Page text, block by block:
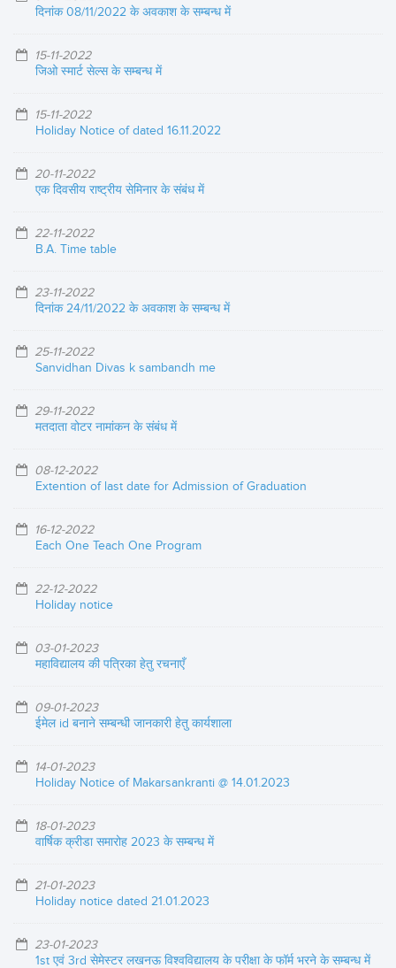
दिनांक 08/11/2022 के अवकाश के सम्बन्ध में
15-11-2022
जिओ स्मार्ट सेल्स के सम्बन्ध में
15-11-2022
Holiday Notice of dated 16.11.2022
20-11-2022
एक दिवसीय राष्ट्रीय सेमिनार के संबंध में
22-11-2022
B.A. Time table
23-11-2022
दिनांक 24/11/2022 के अवकाश के सम्बन्ध में
25-11-2022
Sanvidhan Divas k sambandh me
29-11-2022
मतदाता वोटर नामांकन के संबंध में
08-12-2022
Extention of last date for Admission of Graduation
16-12-2022
Each One Teach One Program
22-12-2022
Holiday notice
03-01-2023
महाविद्यालय की पत्रिका हेतु रचनाएँ
09-01-2023
ईमेल id बनाने सम्बन्धी जानकारी हेतु कार्यशाला
14-01-2023
Holiday Notice of Makarsankranti @ 14.01.2023
18-01-2023
वार्षिक क्रीडा समारोह 2023 के सम्बन्ध में
21-01-2023
Holiday notice dated 21.01.2023
23-01-2023
1st एवं 3rd सेमेस्टर लखनऊ विश्वविद्यालय के परीक्षा के फॉर्म भरने के सम्बन्ध में